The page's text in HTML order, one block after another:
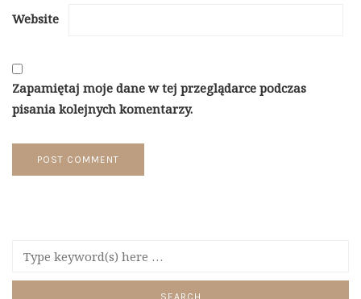
Website
Zapamiętaj moje dane w tej przeglądarce podczas
pisania kolejnych komentarzy.